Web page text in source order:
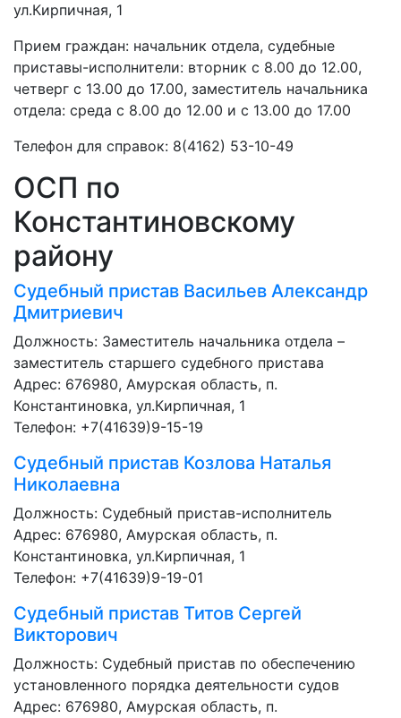
ул.Кирпичная, 1
Прием граждан: начальник отдела, судебные
приставы-исполнители: вторник с 8.00 до 12.00,
четверг с 13.00 до 17.00, заместитель начальника
отдела: среда с 8.00 до 12.00 и с 13.00 до 17.00
Телефон для справок: 8(4162) 53-10-49
ОСП по
Константиновскому
району
Судебный пристав Васильев Александр
Дмитриевич
Должность: Заместитель начальника отдела –
заместитель старшего судебного пристава
Адрес: 676980, Амурская область, п.
Константиновка, ул.Кирпичная, 1
Телефон: +7(41639)9-15-19
Судебный пристав Козлова Наталья
Николаевна
Должность: Судебный пристав-исполнитель
Адрес: 676980, Амурская область, п.
Константиновка, ул.Кирпичная, 1
Телефон: +7(41639)9-19-01
Судебный пристав Титов Сергей
Викторович
Должность: Судебный пристав по обеспечению
установленного порядка деятельности судов
Адрес: 676980, Амурская область, п.